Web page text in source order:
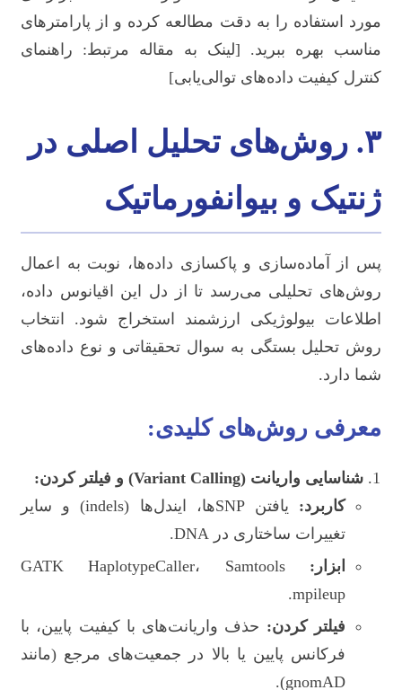
مورد استفاده را به دقت مطالعه کرده و از پارامترهای
مناسب بهره ببرید. [لینک به مقاله مرتبط: راهنمای
کنترل کیفیت داده‌های توالی‌یابی]
۳. روش‌های تحلیل اصلی در
ژنتیک و بیوانفورماتیک
پس از آماده‌سازی و پاکسازی داده‌ها، نوبت به اعمال
روش‌های تحلیلی می‌رسد تا از دل این اقیانوس داده،
اطلاعات بیولوژیکی ارزشمند استخراج شود. انتخاب
روش تحلیل بستگی به سوال تحقیقاتی و نوع داده‌های
شما دارد.
معرفی روش‌های کلیدی:
شناسایی واریانت (Variant Calling) و فیلتر کردن:
کاربرد:
یافتن SNPها، ایندل‌ها (indels) و سایر
تغییرات ساختاری در DNA.
ابزار:
GATK HaplotypeCaller، Samtools
mpileup.
فیلتر کردن: حذف واریانت‌های با کیفیت پایین، با
فرکانس پایین یا بالا در جمعیت‌های مرجع (مانند
gnomAD).